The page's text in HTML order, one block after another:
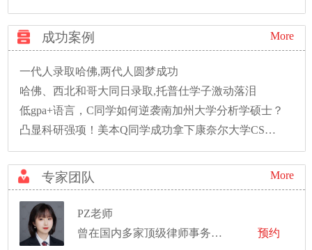
成功案例 More
一代人录取哈佛,两代人圆梦成功
哈佛、西北和哥大同日录取,托普仕学子激动落泪
低gpa+语言，C同学如何逆袭南加州大学分析学硕士？
凸显科研强项！美本Q同学成功拿下康奈尔大学CS硕士录取！
专家团队 More
PZ老师
曾在国内多家顶级律师事务所和国际机构实习
预约